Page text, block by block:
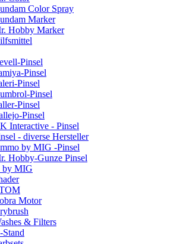
Color Spray
Marker
Hobby Marker
Pinsel
Pinsel
Pinsel
Pinsel
Pinsel
Pinsel
Interactive - Pinsel
- diverse Hersteller
by MIG -Pinsel
Hobby-Gunze Pinsel
MIG
Motor
& Filters
Stand